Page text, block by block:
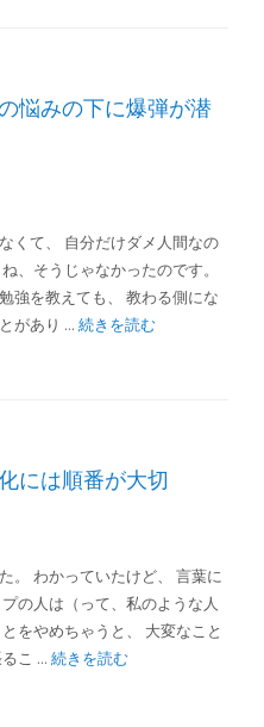
悩みの下に爆弾が潜
くて、 自分だけダメ人間なの
、そうじゃなかったのです。
強を教えても、 教わる側にな
があり … 続きを読む
には順番が大切
。 わかっていたけど、 言葉に
の人は（って、私のような人
をやめちゃうと、 大変なこと
こ … 続きを読む